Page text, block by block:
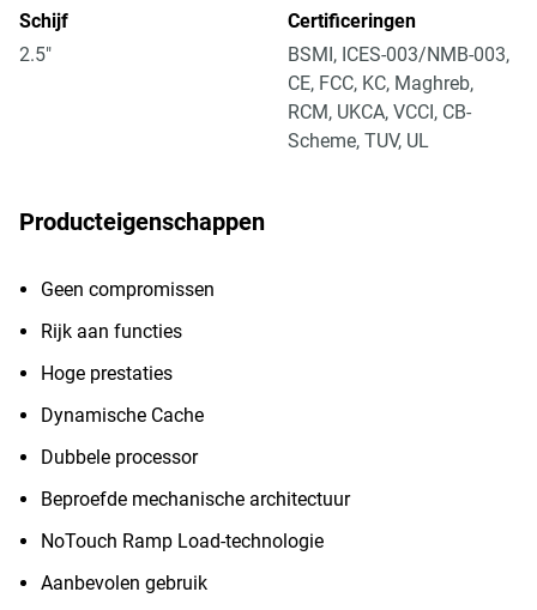
Schijf
2.5"
Certificeringen
BSMI, ICES-003/NMB-003,
CE, FCC, KC, Maghreb,
RCM, UKCA, VCCI, CB-
Scheme, TUV, UL
Producteigenschappen
Geen compromissen
Rijk aan functies
Hoge prestaties
Dynamische Cache
Dubbele processor
Beproefde mechanische architectuur
NoTouch Ramp Load-technologie
Aanbevolen gebruik